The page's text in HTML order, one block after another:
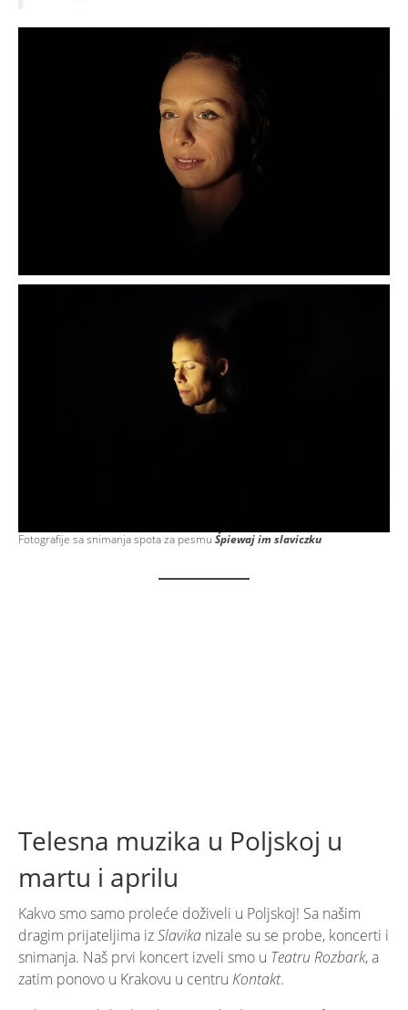
Fotografije sa snimanja spota za pesmu Śpiewaj im slaviczku
Telesna muzika u Poljskoj u
martu i aprilu
Kakvo smo samo proleće doživeli u Poljskoj! Sa našim
dragim prijateljima izSlavika nizale su se probe, koncerti i
snimanja. Naš prvi koncert izveli smo u Teatru Rozbark, a
zatim ponovo u Krakovu u centru Kontakt.